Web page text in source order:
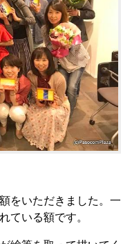
をいただきました。一
ている額です。